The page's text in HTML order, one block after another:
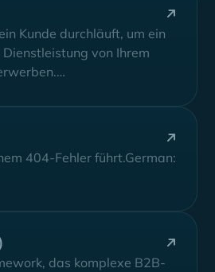
Kunde durchläuft, um ein
von Ihrem
404-Fehler führt.German:
das komplexe B2B-